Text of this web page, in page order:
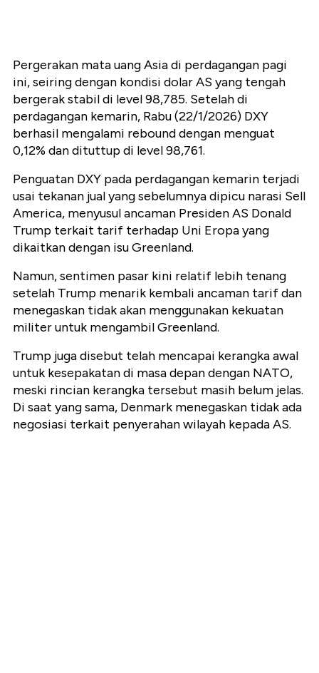
Pergerakan mata uang Asia di perdagangan pagi
ini, seiring dengan kondisi dolar AS yang tengah
bergerak stabil di level 98,785. Setelah di
perdagangan kemarin, Rabu (22/1/2026) DXY
berhasil mengalami rebound dengan menguat
0,12% dan dituttup di level 98,761.
Penguatan DXY pada perdagangan kemarin terjadi
usai tekanan jual yang sebelumnya dipicu narasi Sell
America, menyusul ancaman Presiden AS Donald
Trump terkait tarif terhadap Uni Eropa yang
dikaitkan dengan isu Greenland.
Namun, sentimen pasar kini relatif lebih tenang
setelah Trump menarik kembali ancaman tarif dan
menegaskan tidak akan menggunakan kekuatan
militer untuk mengambil Greenland.
Trump juga disebut telah mencapai kerangka awal
untuk kesepakatan di masa depan dengan NATO,
meski rincian kerangka tersebut masih belum jelas.
Di saat yang sama, Denmark menegaskan tidak ada
negosiasi terkait penyerahan wilayah kepada AS.